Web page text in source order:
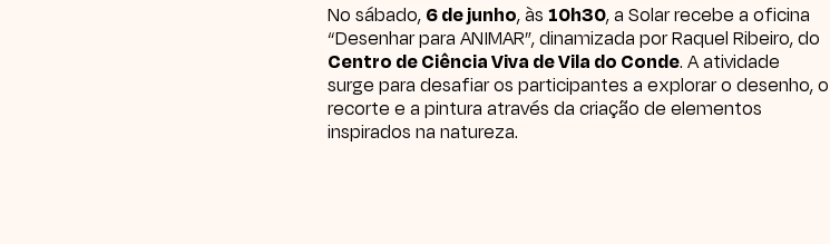
No sábado, 6 de junho, às10h30, a Solar recebe a oficina
“Desenhar para ANIMAR”, dinamizada por Raquel Ribeiro, do
Centro de Ciência Viva de Vila do Conde. A atividade
surge para desafiar os participantes a explorar o desenho, o
recorte e a pintura através da criação de elementos
inspirados na natureza.